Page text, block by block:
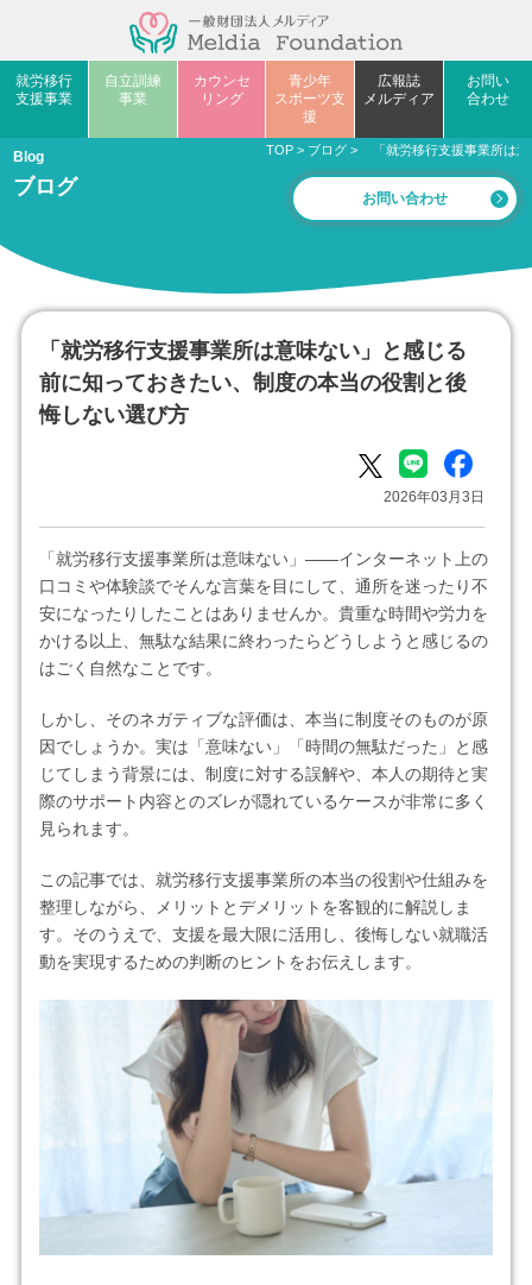
就労移行
支援事業
自立訓練
事業
カウンセ
リング
青少年
スポーツ支
援
広報誌
メルディア
お問い
合わせ
Blog
ブログ
TOP > ブログ > 「就労移行支援事業所は
お問い合わせ
「就労移行支援事業所は意味ない」と感じる
前に知っておきたい、制度の本当の役割と後
悔しない選び方
2026年03月3日
「就労移行支援事業所は意味ない」――インターネット上の
口コミや体験談でそんな言葉を目にして、通所を迷ったり不
安になったりしたことはありませんか。貴重な時間や労力を
かける以上、無駄な結果に終わったらどうしようと感じるの
はごく自然なことです。
しかし、そのネガティブな評価は、本当に制度そのものが原
因でしょうか。実は「意味ない」「時間の無駄だった」と感
じてしまう背景には、制度に対する誤解や、本人の期待と実
際のサポート内容とのズレが隠れているケースが非常に多く
見られます。
この記事では、就労移行支援事業所の本当の役割や仕組みを
整理しながら、メリットとデメリットを客観的に解説しま
す。そのうえで、支援を最大限に活用し、後悔しない就職活
動を実現するための判断のヒントをお伝えします。